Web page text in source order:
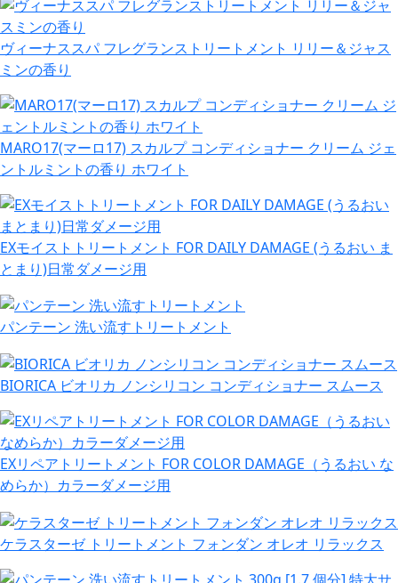
ヴィーナススパ フレグランストリートメント リリー＆ジャス
ミンの香り
MARO17(マーロ17) スカルプ コンディショナー クリーム ジェ
ントルミントの香り ホワイト
EXモイストトリートメント FOR DAILY DAMAGE (うるおい ま
とまり)日常ダメージ用
パンテーン 洗い流すトリートメント
BIORICA ビオリカ ノンシリコン コンディショナー スムース
EXリペアトリートメント FOR COLOR DAMAGE（うるおい な
めらか）カラーダメージ用
ケラスターゼ トリートメント フォンダン オレオ リラックス